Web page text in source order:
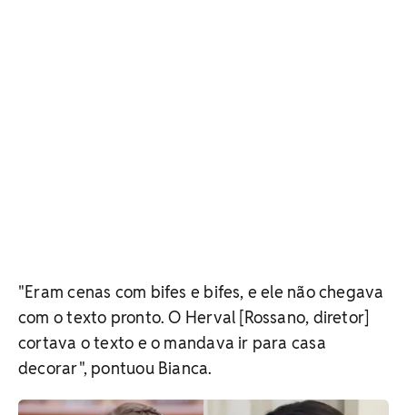
"Eram cenas com bifes e bifes, e ele não chegava
com o texto pronto. O Herval [Rossano, diretor]
cortava o texto e o mandava ir para casa
decorar", pontuou Bianca.